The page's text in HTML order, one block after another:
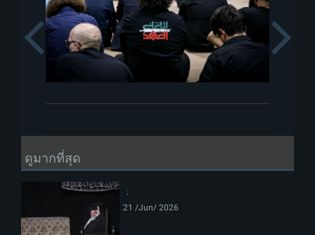
Previous
ดูมากที่สุด
21 /Jun/ 2026